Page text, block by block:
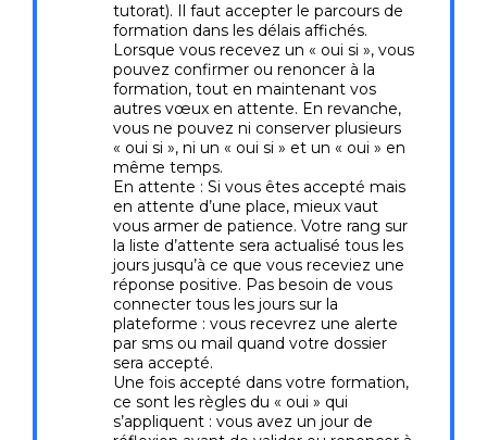
tutorat). Il faut accepter le parcours de
formation dans les délais affichés.
Lorsque vous recevez un « oui si », vous
pouvez confirmer ou renoncer à la
formation, tout en maintenant vos
autres vœux en attente. En revanche,
vous ne pouvez ni conserver plusieurs
« oui si », ni un « oui si » et un « oui » en
même temps.
En attente : Si vous êtes accepté mais
en attente d’une place, mieux vaut
vous armer de patience. Votre rang sur
la liste d’attente sera actualisé tous les
jours jusqu’à ce que vous receviez une
réponse positive. Pas besoin de vous
connecter tous les jours sur la
plateforme : vous recevrez une alerte
par sms ou mail quand votre dossier
sera accepté.
Une fois accepté dans votre formation,
ce sont les règles du « oui » qui
s’appliquent : vous avez un jour de